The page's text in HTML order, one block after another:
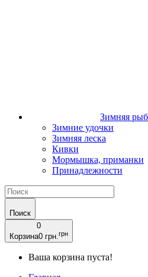
Зимняя
Зимние удочки
Зимняя леска
Кивки
Мормышка, приманки
Принадлежности
Поиск
0
Корзина0 грн. грн
Ваша корзина пуста!